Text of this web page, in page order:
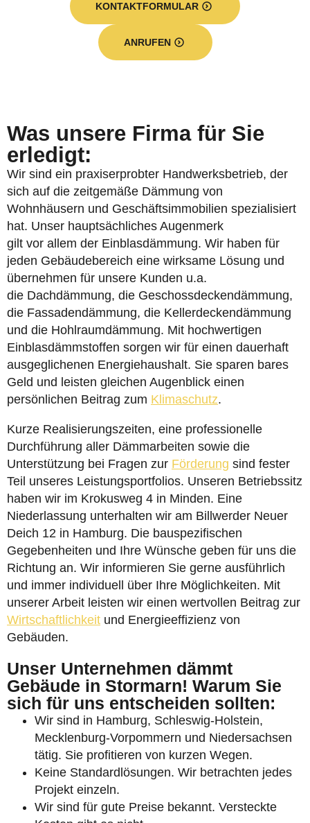
KONTAKTFORMULAR
ANRUFEN
Was unsere Firma für Sie
erledigt:
Wir sind ein praxiserprobter Handwerksbetrieb, der
sich auf die zeitgemäße Dämmung von
Wohnhäusern und Geschäftsimmobilien spezialisiert
hat. Unser hauptsächliches Augenmerk
gilt vor allem der Einblasdämmung. Wir haben für
jeden Gebäudebereich eine wirksame Lösung und
übernehmen für unsere Kunden u.a.
die Dachdämmung, die Geschossdeckendämmung,
die Fassadendämmung, die Kellerdeckendämmung
und die Hohlraumdämmung. Mit hochwertigen
Einblasdämmstoffen sorgen wir für einen dauerhaft
ausgeglichenen Energiehaushalt. Sie sparen bares
Geld und leisten gleichen Augenblick einen
persönlichen Beitrag zum Klimaschutz.
Kurze Realisierungszeiten, eine professionelle
Durchführung aller Dämmarbeiten sowie die
Unterstützung bei Fragen zur Förderung sind fester
Teil unseres Leistungsportfolios. Unseren Betriebssitz
haben wir im Krokusweg 4 in Minden. Eine
Niederlassung unterhalten wir am Billwerder Neuer
Deich 12 in Hamburg. Die bauspezifischen
Gegebenheiten und Ihre Wünsche geben für uns die
Richtung an. Wir informieren Sie gerne ausführlich
und immer individuell über Ihre Möglichkeiten. Mit
unserer Arbeit leisten wir einen wertvollen Beitrag zur
Wirtschaftlichkeit und Energieeffizienz von
Gebäuden.
Unser Unternehmen dämmt
Gebäude in Stormarn! Warum Sie
sich für uns entscheiden sollten:
Wir sind in Hamburg, Schleswig-Holstein,
Mecklenburg-Vorpommern und Niedersachsen
tätig. Sie profitieren von kurzen Wegen.
Keine Standardlösungen. Wir betrachten jedes
Projekt einzeln.
Wir sind für gute Preise bekannt. Versteckte